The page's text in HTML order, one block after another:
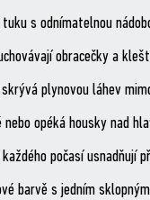
s odnímatelnou
obracečky a
plynovou láhev
opéká housky nad
počasí usnadňují
barvě s jedním